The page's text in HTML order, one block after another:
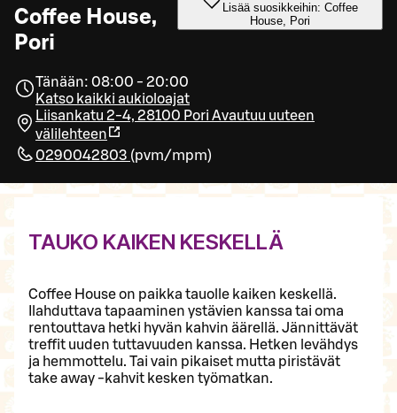
Coffee House,
Pori
Lisää suosikkeihin: Coffee
House, Pori
Tänään: 08:00 - 20:00
Katso kaikki aukioloajat
Liisankatu 2-4, 28100 Pori Avautuu uuteen
välilehteen
0290042803 (pvm/mpm)
TAUKO KAIKEN KESKELLÄ
Coffee House on paikka tauolle kaiken keskellä.
Ilahduttava tapaaminen ystävien kanssa tai oma
rentouttava hetki hyvän kahvin äärellä. Jännittävät
treffit uuden tuttavuuden kanssa. Hetken levähdys
ja hemmottelu. Tai vain pikaiset mutta piristävät
take away -kahvit kesken työmatkan.